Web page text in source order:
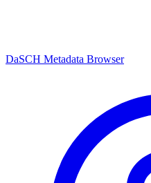
DaSCH Metadata Browser